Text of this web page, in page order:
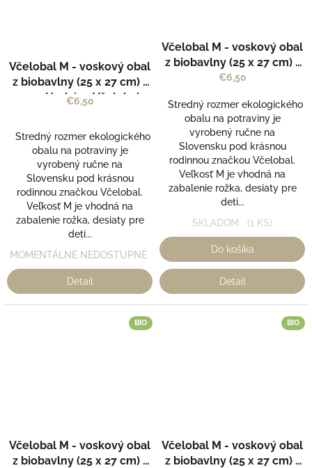
Včelobal M - voskový obal
z biobavlny (25 x 27 cm) -
vzor Herbár - Včelobal
€6,50
Stredný rozmer ekologického
obalu na potraviny je
vyrobený ručne na
Slovensku pod krásnou
rodinnou značkou Včelobal.
Veľkosť M je vhodná na
zabalenie rožka, desiaty pre
deti...
MOMENTÁLNE NEDOSTUPNÉ
Detail
Včelobal M - voskový obal
z biobavlny (25 x 27 cm) -
vzor Susedný kraj -
€6,50
Stredný rozmer ekologického
obalu na potraviny je
vyrobený ručne na
Slovensku pod krásnou
rodinnou značkou Včelobal.
Veľkosť M je vhodná na
zabalenie rožka, desiaty pre
deti...
SKLADOM (1 KS)
Do košíka
Detail
BIO
Včelobal M - voskový obal
z biobavlny (25 x 27 cm) -
BIO
Včelobal M - voskový obal
z biobavlny (25 x 27 cm) -